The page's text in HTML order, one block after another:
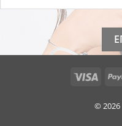
Visa
© 2026